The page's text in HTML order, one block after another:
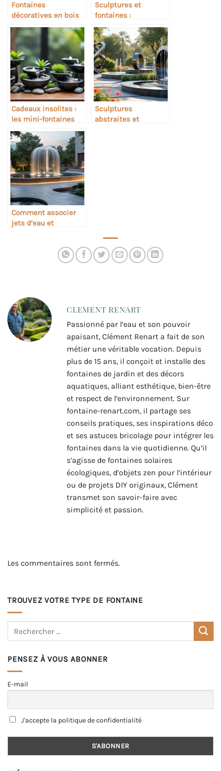
Fontaines
décoratives en bois
flotté
Sculptures et
fontaines :
inspirations design
modernes
Cadeaux insolites :
les mini-fontaines
décoratives
Sculptures
abstraites et
Comment associer
jets d’eau et
CLEMENT RENART
Passionné par l’eau et son pouvoir
apaisant, Clément Renart a fait de son
métier une véritable vocation. Depuis
plus de 15 ans, il conçoit et installe des
fontaines de jardin et des décors
aquatiques, alliant esthétique, bien-être
et respect de l’environnement. Sur
fontaine-renart.com, il partage ses
conseils pratiques, ses inspirations déco
et ses astuces bricolage pour intégrer les
fontaines dans la vie quotidienne. Qu’il
s’agisse de fontaines solaires
écologiques, d’objets zen pour l’intérieur
ou de projets DIY originaux, Clément
transmet son savoir-faire avec
simplicité et passion.
Les commentaires sont fermés.
TROUVEZ VOTRE TYPE DE FONTAINE
PENSEZ À VOUS ABONNER
E-mail
J'accepte la politique de confidentialité